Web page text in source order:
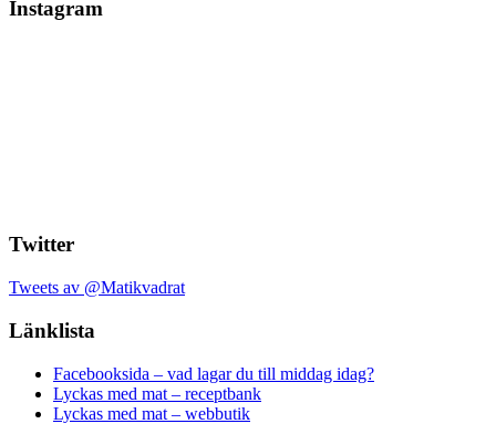
Instagram
Twitter
Tweets av @Matikvadrat
Länklista
Facebooksida – vad lagar du till middag idag?
Lyckas med mat – receptbank
Lyckas med mat – webbutik